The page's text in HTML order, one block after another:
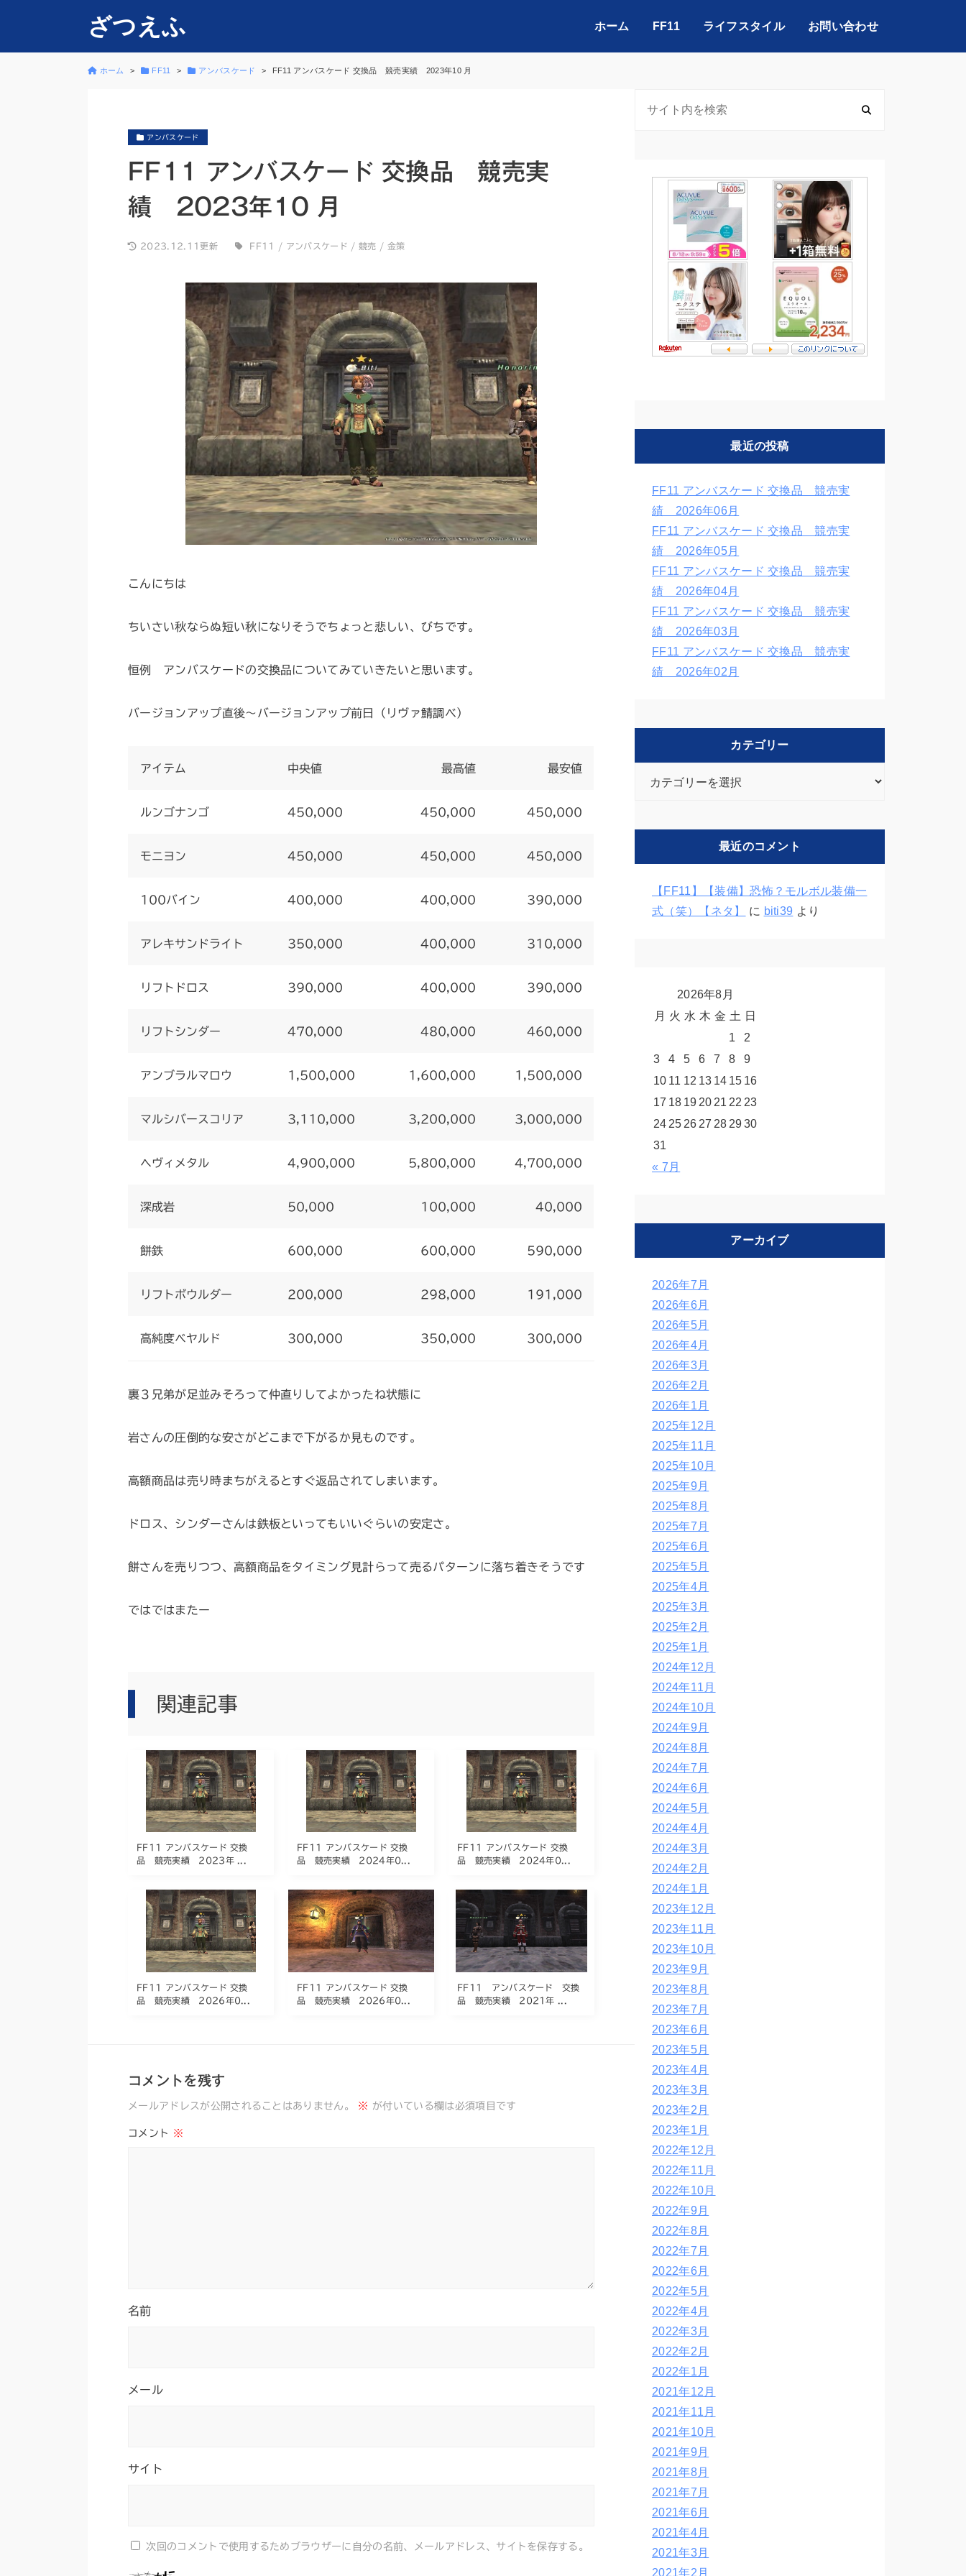
ざつえふ ホーム FF11 ライフスタイル お問い合わせ
ホーム FF11 アンバスケード FF11 アンバスケード 交換品 競売実績 2023年10 月
アンバスケード
FF11 アンバスケード 交換品 競売実
績 2023年10 月
2023.12.11更新 FF11 / アンバスケード / 競売 / 金策
こんにちは
ちいさい秋ならぬ短い秋になりそうでちょっと悲しい、びちです。
恒例 アンバスケードの交換品についてみていきたいと思います。
バージョンアップ直後～バージョンアップ前日（リヴァ鯖調べ）
アイテム 中央値 最高値 最安値
ルンゴナンゴ 450,000 450,000 450,000
モニヨン 450,000 450,000 450,000
100バイン 400,000 400,000 390,000
アレキサンドライト 350,000 400,000 310,000
リフトドロス 390,000 400,000 390,000
リフトシンダー 470,000 480,000 460,000
アンブラルマロウ 1,500,000 1,600,000 1,500,000
マルシバースコリア 3,110,000 3,200,000 3,000,000
ヘヴィメタル 4,900,000 5,800,000 4,700,000
深成岩 50,000 100,000 40,000
餅鉄 600,000 600,000 590,000
リフトボウルダー 200,000 298,000 191,000
高純度ベヤルド 300,000 350,000 300,000
裏３兄弟が足並みそろって仲直りしてよかったね状態に
岩さんの圧倒的な安さがどこまで下がるか見ものです。
高額商品は売り時まちがえるとすぐ返品されてしまいます。
ドロス、シンダーさんは鉄板といってもいいぐらいの安定さ。
餅さんを売りつつ、高額商品をタイミング見計らって売るパターンに落ち着きそうです
ではではまたー
関連記事
FF11 アンバスケード 交換
品 競売実績 2023年 ...
FF11 アンバスケード 交換
品 競売実績 2024年0...
FF11 アンバスケード 交換
品 競売実績 2024年0...
FF11 アンバスケード 交換
品 競売実績 2026年0...
FF11 アンバスケード 交換
品 競売実績 2026年0...
FF11 アンバスケード 交換
品 競売実績 2021年 ...
コメントを残す
メールアドレスが公開されることはありません。 ※ が付いている欄は必須項目です
コメント ※
名前
メール
サイト
次回のコメントで使用するためブラウザーに自分の名前、メールアドレス、サイトを保存する。
最近の投稿
FF11 アンバスケード 交換品 競売実
績 2026年06月
FF11 アンバスケード 交換品 競売実
績 2026年05月
FF11 アンバスケード 交換品 競売実
績 2026年04月
FF11 アンバスケード 交換品 競売実
績 2026年03月
FF11 アンバスケード 交換品 競売実
績 2026年02月
カテゴリー
リ
最近のコメント
【FF11】【装備】恐怖？モルボル装備一
式（笑）【ネタ】
に biti39 より
2026年8月
月 火 水 木 金 土 日
1
2
3
4 5 6 7 8
9
10 11 12 13 14 15 16
17 18 19 20 21 22 23
24 25 26 27 28 2930
31
« 7月
アーカイブ
2026年7月
2026年6月
2026年5月
2026年4月
2026年3月
2026年2月
2026年1月
2025年12月
2025年11月
2025年10月
2025年9月
2025年8月
2025年7月
2025年6月
2025年5月
2025年4月
2025年3月
2025年2月
2025年1月
2024年12月
2024年11月
2024年10月
2024年9月
2024年8月
2024年7月
2024年6月
2024年5月
2024年4月
2024年3月
2024年2月
2024年1月
2023年12月
2023年11月
2023年10月
2023年9月
2023年8月
2023年7月
2023年6月
2023年5月
2023年4月
2023年3月
2023年2月
2023年1月
2022年12月
2022年11月
2022年10月
2022年9月
2022年8月
2022年7月
2022年6月
2022年5月
2022年4月
2022年3月
2022年2月
2022年1月
2021年12月
2021年11月
2021年10月
2021年9月
2021年8月
2021年7月
2021年6月
2021年4月
2021年3月
2021年2月